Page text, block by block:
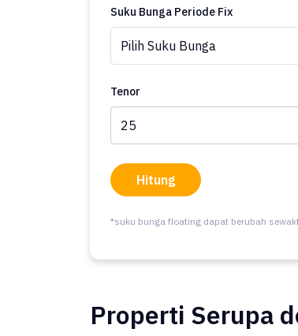
Suku Bunga Periode Fix
Tenor
Hitung
*suku bunga floating dapat berubah
Properti Serupa